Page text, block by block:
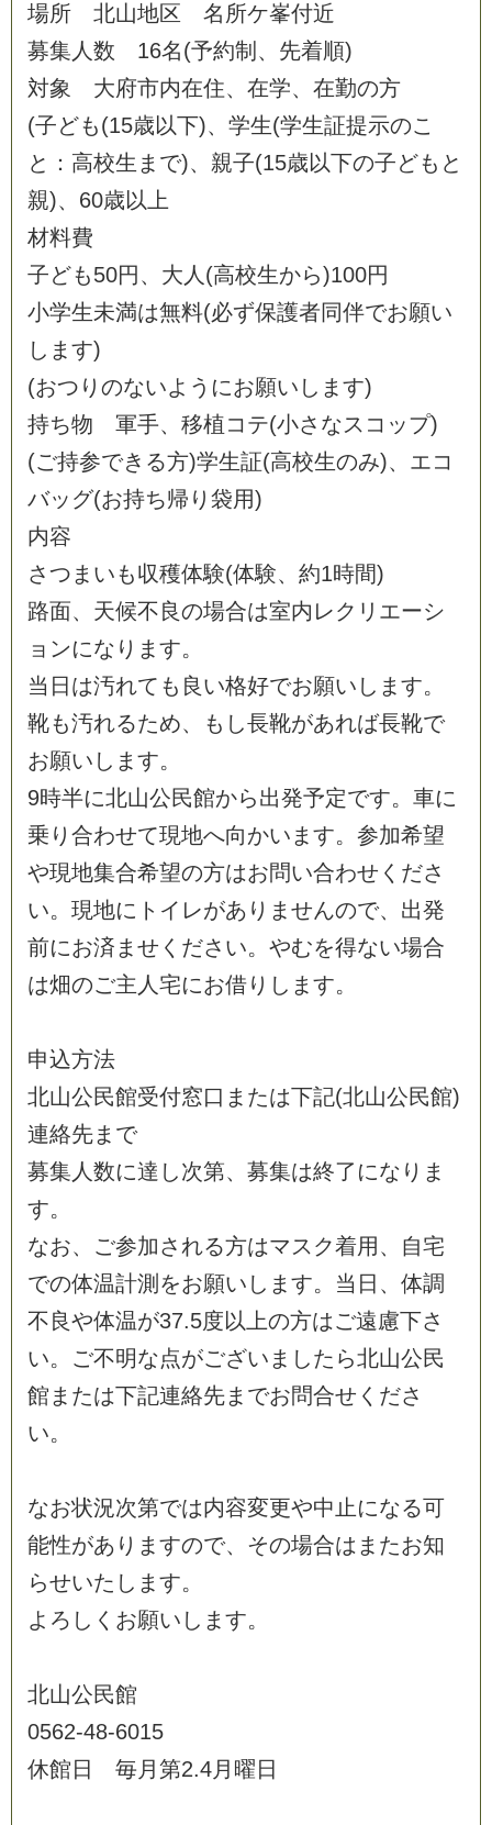
場所 北山地区 名 所ケ峯付近
募集 人数 16名(予約制 、 先着順)
対象 大府市内在住、 在学、 在勤の方
(子ども(15歳以下)、 学生(学生証提示のこ
と ： 高校生 ま で)、 親子(15歳以下の子ども と
親)、 60歳以 上
材料費
子ども50円 、 大 人 (高校生から)100円
小学生未満は無料(必ず保護者同伴でお願い
し ま す)
(おつ り のないよ う にお願い し ま す)
持ち物 軍手、 移植コ テ(小さ なス コ ップ)
(ご持参でき る方)学生証(高校生のみ)、 エコ
バッ グ(お持ち帰 り 袋用)
内容
さつ ま いも収穫体験(体験、 約1時間)
路面、 天候不良の場合は室内 レク リ エーシ
ョ ンにな り ま す。
当 日 は汚れて も 良い格好でお願い し ま す。
靴も汚れるため、 も し長靴があれば長靴で
お願い し ま す。
9時半に北山公民館から出発予定です。 車に
乗 り 合わせて現地へ向かい ま す。 参加希望
や現地集合希望の方はお問い合わせ く ださ
い。 現地に ト イ レがあ り ま せんので、 出発
前にお済 ま せ く ださ い。 やむを得ない場合
は畑のご主 人宅にお借り し ま す。
申込方法
北山公民館受付窓口 ま たは下記(北山公民館)
連絡先ま で
募集 人数に達 し次第、 募集は終了 にな り ま
す。
なお、 ご参加さ れる方はマ ス ク着用 、 自宅
での体温計測 をお願い し ま す。 当 日 、 体調
不良や体温が37.5度以 上の方はご遠慮下さ
い。 ご不明な点がござい ま した ら北山公民
館 ま たは下記連絡先ま でお問合せ く ださ
い。
なお状況次第では内容変更や中 止になる可
能性があ り ま すので、 その場合は ま たお知
らせいた し ま す。
よ ろ し く お願い し ま す。
北山公民館
0562-48-6015
休館 日 毎月 第2.4月 曜 日